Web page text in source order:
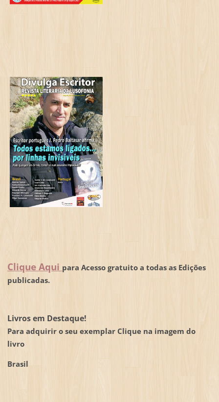
Clique Aqui para Acesso gratuito a todas as Edições
publicadas.
Livros em Destaque!
Para adquirir o seu exemplar Clique na imagem do
livro
Brasil